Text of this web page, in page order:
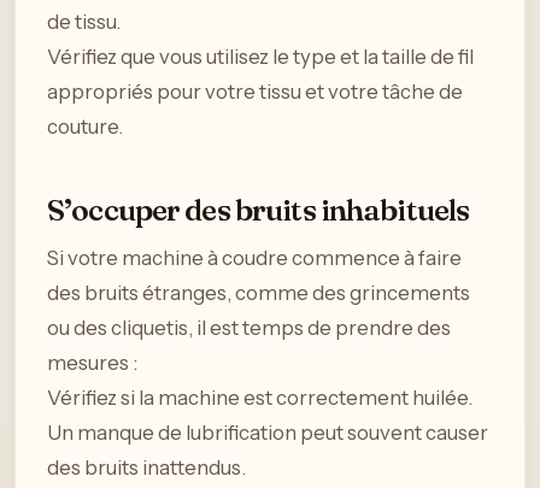
de tissu.
Vérifiez que vous utilisez le type et la taille de fil
appropriés pour votre tissu et votre tâche de
couture.
S’occuper des bruits inhabituels
Si votre machine à coudre commence à faire
des bruits étranges, comme des grincements
ou des cliquetis, il est temps de prendre des
mesures :
Vérifiez si la machine est correctement huilée.
Un manque de lubrification peut souvent causer
des bruits inattendus.